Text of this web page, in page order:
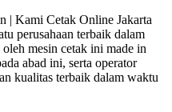
| Kami Cetak Online Jakarta
perusahaan terbaik dalam
mesin cetak ini made in
abad ini, serta operator
kualitas terbaik dalam waktu